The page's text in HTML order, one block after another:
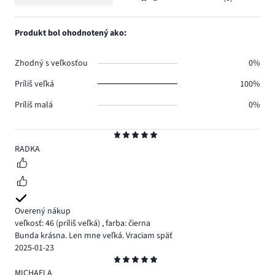
5
RADKA
Overený nákup
veľkosť: 46 (príliš veľká) ,farba: čierna
Bunda krásna. Len mne veľká. Vraciam späť
2025-01-23
5
Hodnotenie
1,
Produkt bol ohodnotený ako:
Zhodný s veľkosťou
0%
Príliš veľká
100%
Príliš malá
0%